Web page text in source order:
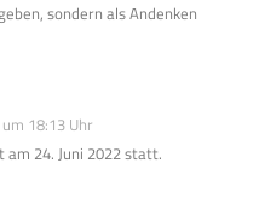
sondern als Andenken
18:13 Uhr
24. Juni 2022 statt.